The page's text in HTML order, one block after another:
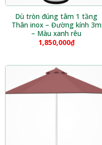
Dù tròn đúng tâm 1 tầng
Thân inox – Đường kính 3m
– Màu xanh rêu
1,850,000₫